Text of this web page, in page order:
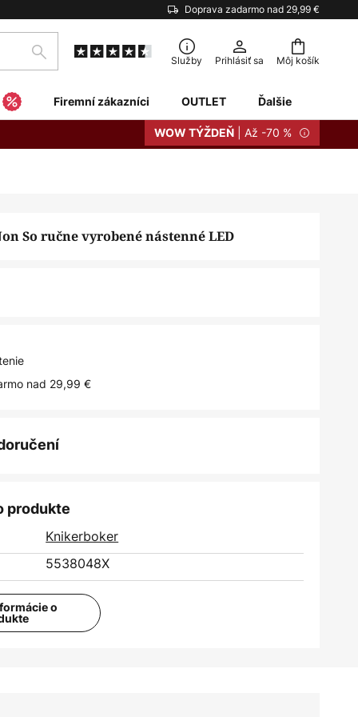
Doprava zadarmo nad 29,99 €
Môj košík
Hľadať Služby Prihlásiť sa
Firemní zákazníci OUTLET Ďalšie
WOW TÝŽDEŇ | Až -70 %
So ručne vyrobené nástenné LED
nad 29,99 €
produkte
Knikerboker
5538048X
o